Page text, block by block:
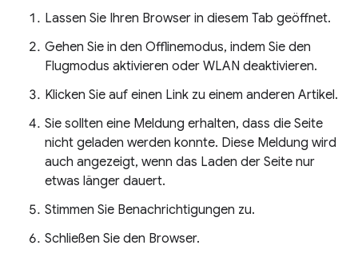
Lassen Sie Ihren Browser in diesem Tab geöffnet.
Gehen Sie in den Offlinemodus, indem Sie den
Flugmodus aktivieren oder WLAN deaktivieren.
Klicken Sie auf einen Link zu einem anderen Artikel.
Sie sollten eine Meldung erhalten, dass die Seite
nicht geladen werden konnte. Diese Meldung wird
auch angezeigt, wenn das Laden der Seite nur
etwas länger dauert.
Stimmen Sie Benachrichtigungen zu.
Schließen Sie den Browser.